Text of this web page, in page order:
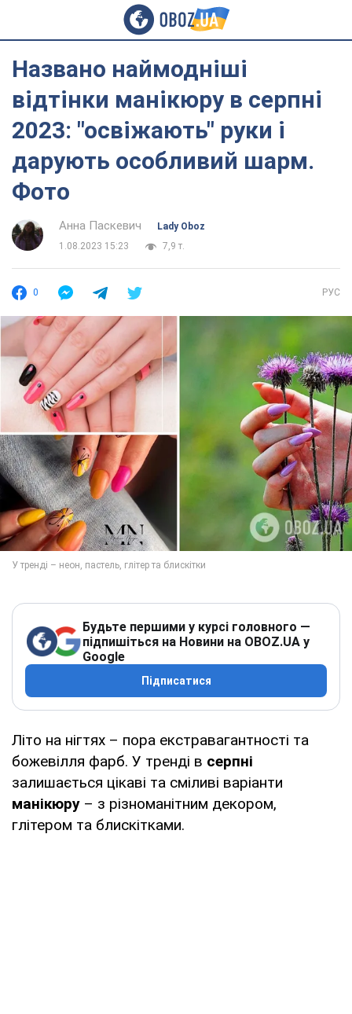
Названо наймодніші
відтінки манікюру в серпні
2023: "освіжають" руки і
дарують особливий шарм.
Фото
Анна Паскевич
Lady Oboz
1.08.2023 15:23
7,9 т.
0 РУС
Будьте першими у курсі головного —
підпишіться на Новини на OBOZ.UA у
Google
Підписатися
Літо на нігтях – пора екстравагантності та
божевілля фарб. У тренді в серпні
залишається цікаві та сміливі варіанти
манікюру – з різноманітним декором,
глітером та блискітками.